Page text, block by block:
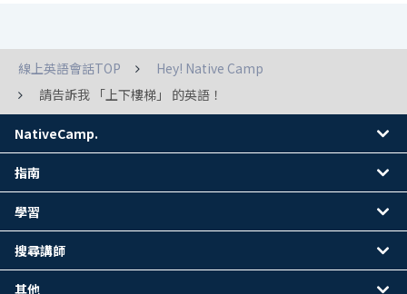
線上英語會話TOP
Hey! Native Camp
請告訴我 「上下樓梯」 的英語！
NativeCamp.
指南
學習
搜尋講師
其他